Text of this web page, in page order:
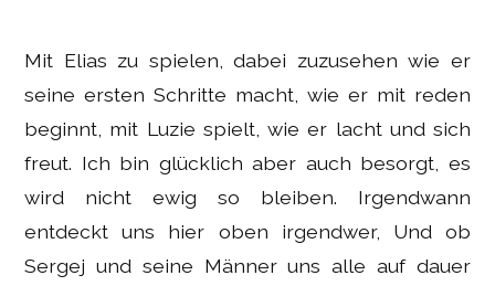
Mit Elias zu spielen, dabei zuzusehen wie er
seine ersten Schritte macht, wie er mit reden
beginnt, mit Luzie spielt, wie er lacht und sich
freut. Ich bin glücklich aber auch besorgt, es
wird nicht ewig so bleiben. Irgendwann
entdeckt uns hier oben irgendwer, Und ob
Sergej und seine Männer uns alle auf dauer